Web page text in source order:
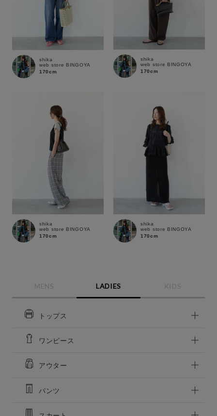
shika
web store BINGOYA
170cm
shika
web store BINGOYA
170cm
shika
web store BINGOYA
170cm
shika
web store BINGOYA
170cm
MENS LADIES KIDS
トップス
ワンピース
アウター
パンツ